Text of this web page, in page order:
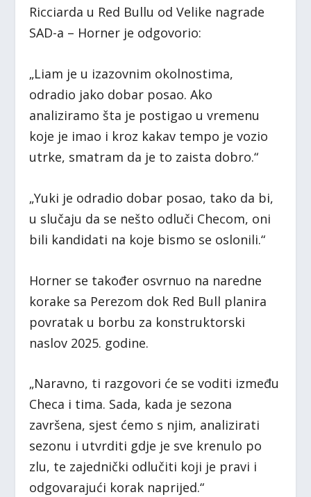
Ricciarda u Red Bullu od Velike nagrade
SAD-a – Horner je odgovorio:
„Liam je u izazovnim okolnostima,
odradio jako dobar posao. Ako
analiziramo šta je postigao u vremenu
koje je imao i kroz kakav tempo je vozio
utrke, smatram da je to zaista dobro.“
„Yuki je odradio dobar posao, tako da bi,
u slučaju da se nešto odluči Checom, oni
bili kandidati na koje bismo se oslonili.“
Horner se također osvrnuo na naredne
korake sa Perezom dok Red Bull planira
povratak u borbu za konstruktorski
naslov 2025. godine.
„Naravno, ti razgovori će se voditi između
Checa i tima. Sada, kada je sezona
završena, sjest ćemo s njim, analizirati
sezonu i utvrditi gdje je sve krenulo po
zlu, te zajednički odlučiti koji je pravi i
odgovarajući korak naprijed.“